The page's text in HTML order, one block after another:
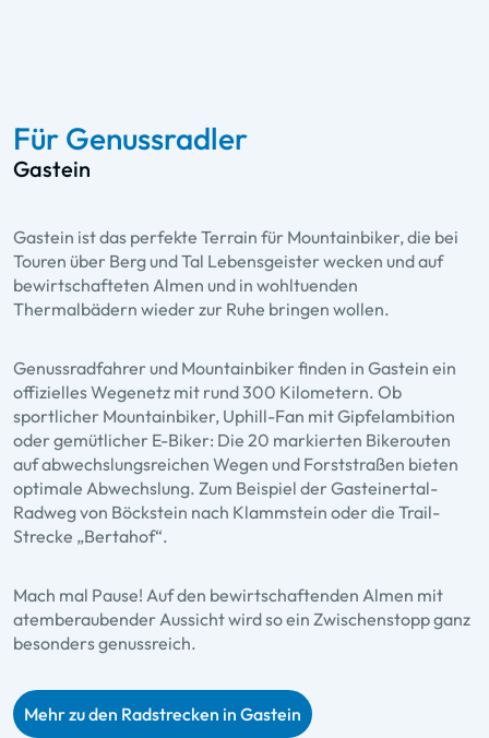
Für Genussradler
Gastein
Gastein ist das perfekte Terrain für Mountainbiker, die bei
Touren über Berg und Tal Lebensgeister wecken und auf
bewirtschafteten Almen und in wohltuenden
Thermalbädern wieder zur Ruhe bringen wollen.
Genussradfahrer und Mountainbiker finden in Gastein ein
offizielles Wegenetz mit rund 300 Kilometern. Ob
sportlicher Mountainbiker, Uphill-Fan mit Gipfelambition
oder gemütlicher E-Biker: Die 20 markierten Bikerouten
auf abwechslungsreichen Wegen und Forststraßen bieten
optimale Abwechslung. Zum Beispiel der Gasteinertal-
Radweg von Böckstein nach Klammstein oder die Trail-
Strecke „Bertahof“.
Mach mal Pause! Auf den bewirtschaftenden Almen mit
atemberaubender Aussicht wird so ein Zwischenstopp ganz
besonders genussreich.
Mehr zu den Radstrecken in Gastein